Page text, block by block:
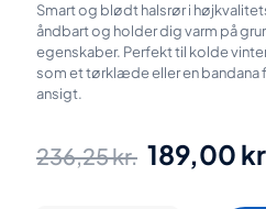
Smart og blødt halsrør i
åndbart og holder dig varm på
egenskaber. Perfekt til kolde
som et tørklæde eller en
ansigt.
236,25kr. Den
189,00